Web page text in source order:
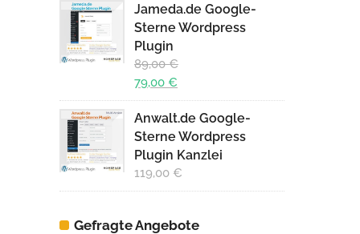
Jameda.de Google-
Sterne Wordpress
Plugin
89,00€
Ursprünglicher
Preis
war:
89,00 €
79,00 €
Aktueller
Preis
ist:
79,00 €.
Anwalt.de Google-
Sterne Wordpress
Plugin Kanzlei
119,00 €
Gefragte Angebote